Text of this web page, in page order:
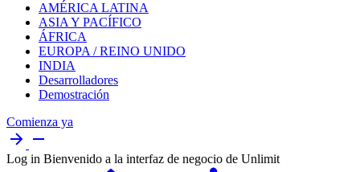
AMÉRICA LATINA
ASIA Y PACÍFICO
ÁFRICA
EUROPA / REINO UNIDO
INDIA
Desarrolladores
Demostración
Comienza ya
Log in Bienvenido a la interfaz de negocio de Unlimit